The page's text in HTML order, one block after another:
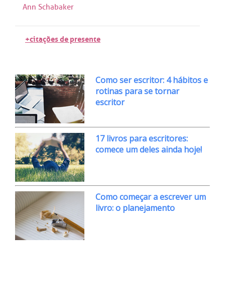
Ann Schabaker
+citações de presente
Como ser escritor: 4 hábitos e
rotinas para se tornar
escritor
17 livros para escritores:
comece um deles ainda hoje!
Como começar a escrever um
livro: o planejamento